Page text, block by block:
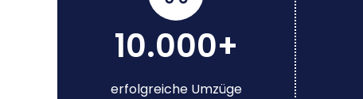
10.000+
erfolgreiche Umzüge